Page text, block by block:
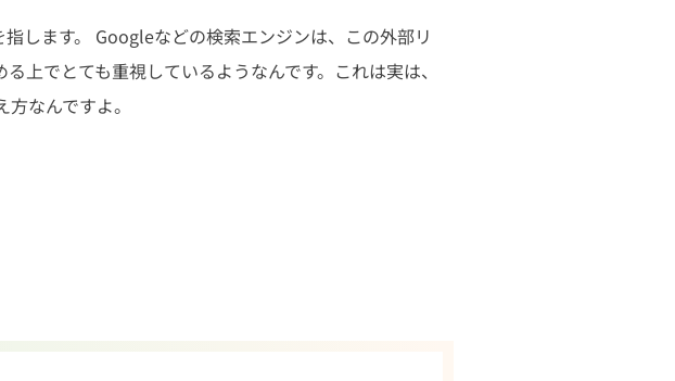
指します。 Googleなどの検索エンジンは、この外部リ
上でとても重視しているようなんです。これは実は、
なんですよ。